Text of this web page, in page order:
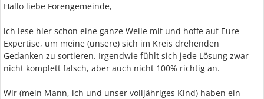
Hallo liebe Forengemeinde,
ich lese hier schon eine ganze Weile mit und hoffe auf Eure
Expertise, um meine (unsere) sich im Kreis drehenden
Gedanken zu sortieren. Irgendwie fühlt sich jede Lösung zwar
nicht komplett falsch, aber auch nicht 100% richtig an.
Wir (mein Mann, ich und unser volljähriges Kind) haben ein